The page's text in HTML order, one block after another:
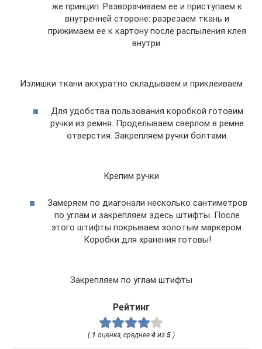
же принцип. Разворачиваем ее и приступаем к
внутренней стороне: разрезаем ткань и
прижимаем ее к картону после распыления клея
внутри.
Излишки ткани аккуратно складываем и приклеиваем
Для удобства пользования коробкой готовим
ручки из ремня. Проделываем сверлом в ремне
отверстия. Закрепляем ручки болтами.
Крепим ручки
Замеряем по диагонали несколько сантиметров
по углам и закрепляем здесь штифты. После
этого штифты покрываем золотым маркером.
Коробки для хранения готовы!
Закрепляем по углам штифты
Рейтинг
( 1 оценка, среднее 4из 5)